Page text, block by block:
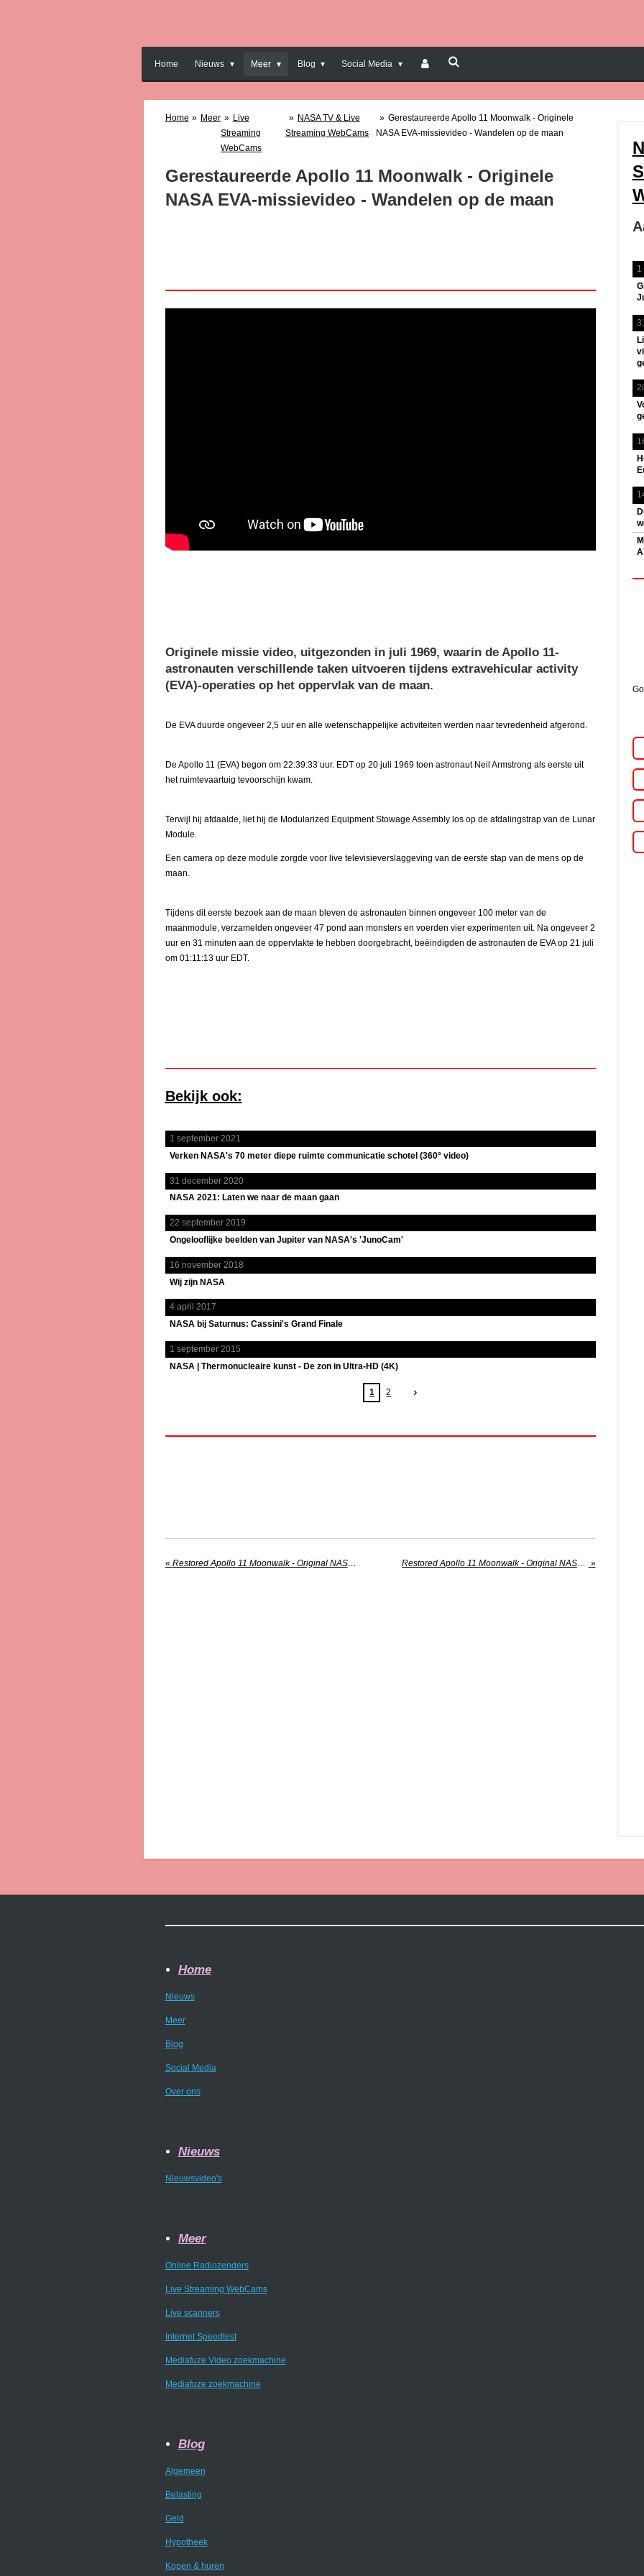
Home Nieuws Meer Blog Social Media
Home » Meer » Live
Streaming
WebCams
» NASA TV & Live
Streaming WebCams
» Gerestaureerde Apollo 11 Moonwalk - Originele
NASA EVA-missievideo - Wandelen op de maan
Gerestaureerde Apollo 11 Moonwalk - Originele
NASA EVA-missievideo - Wandelen op de maan
Originele missie video, uitgezonden in juli 1969, waarin de Apollo 11-
astronauten verschillende taken uitvoeren tijdens extravehicular activity
(EVA)-operaties op het oppervlak van de maan.
De EVA duurde ongeveer 2,5 uur en alle wetenschappelijke activiteiten werden naar tevredenheid afgerond.
De Apollo 11 (EVA) begon om 22:39:33 uur. EDT op 20 juli 1969 toen astronaut Neil Armstrong als eerste uit
het ruimtevaartuig tevoorschijn kwam.
Terwijl hij afdaalde, liet hij de Modularized Equipment Stowage Assembly los op de afdalingstrap van de Lunar
Module.
Een camera op deze module zorgde voor live televisieverslaggeving van de eerste stap van de mens op de
maan.
Tijdens dit eerste bezoek aan de maan bleven de astronauten binnen ongeveer 100 meter van de
maanmodule, verzamelden ongeveer 47 pond aan monsters en voerden vier experimenten uit. Na ongeveer 2
uur en 31 minuten aan de oppervlakte te hebben doorgebracht, beëindigden de astronauten de EVA op 21 juli
om 01:11:13 uur EDT.
Bekijk ook:
1 september 2021
Verken NASA's 70 meter diepe ruimte communicatie schotel (360° video)
31 december 2020
NASA 2021: Laten we naar de maan gaan
22 september 2019
Ongelooflijke beelden van Jupiter van NASA's 'JunoCam'
16 november 2018
Wij zijn NASA
4 april 2017
NASA bij Saturnus: Cassini's Grand Finale
1 september 2015
NASA | Thermonucleaire kunst - De zon in Ultra-HD (4K)
1 2
« Restored Apollo 11 Moonwalk - Original NASA EVA Mission Video - Walking on the Moon Restored Apollo 11 Moonwalk - Original NASA EVA Mission Video - Walking on the Moon »
1
Home
Nieuws
Meer
Blog
Social Media
Over ons
Nieuws
Nieuwsvideo's
Meer
Online Radiozenders
Live Streaming WebCams
Live scanners
Internet Speedtest
Mediafuze Video zoekmachine
Mediafuze zoekmachine
Blog
Algemeen
Belasting
Geld
Hypotheek
Kopen & huren